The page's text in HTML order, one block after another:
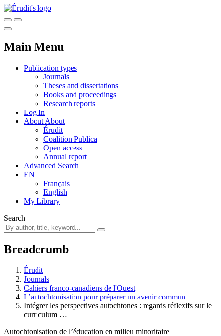
Main Menu
Publication types
Journals
Theses and dissertations
Books and proceedings
Research reports
Log In
About About
Érudit
Coalition Publica
Open access
Annual report
Advanced Search
EN
Français
English
My Library
Search
Breadcrumb
Érudit
Journals
Cahiers franco-canadiens de l'Ouest
L’autochtonisation pour préparer un avenir commun
Intégrer les perspectives autochtones : regards réflexifs sur le
curriculum …
Autochtonisation de l’éducation en milieu minoritaire